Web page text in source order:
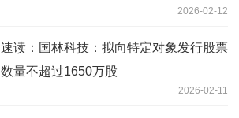
2026-02-12
速读：国林科技：拟向特定对象发行股票
数量不超过1650万股
2026-02-11